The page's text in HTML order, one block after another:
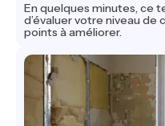
En quelques minutes, ce
d’évaluer votre niveau
points à améliorer.